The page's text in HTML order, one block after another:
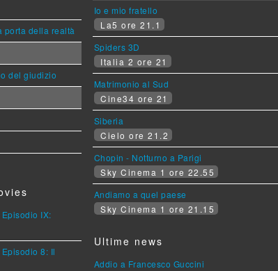
porta della realtà
del giudizio
IX:
8: Il
Io e mio fratello
La5 ore 21.1
Spiders 3D
Italia 2 ore 21
Matrimonio al Sud
Cine34 ore 21
Siberia
Cielo ore 21.2
Chopin - Notturno a Parigi
Sky Cinema 1 ore 22.55
Andiamo a quel paese
Sky Cinema 1 ore 21.15
Ultime news
Addio a Francesco Guccini